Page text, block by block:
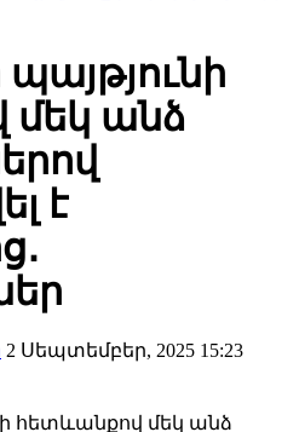
մեկ անձ
է
2 Սեպտեմբեր, 2025 15:23